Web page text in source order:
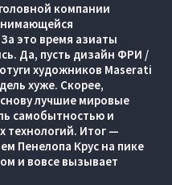
компании
это время азиаты
Да, пусть дизайн ФРИ /
художников Maserati
хуже. Скорее,
лучшие мировые
самобытностью и
технологий. Итог —
Пенелопа Крус на пике
и вовсе вызывает